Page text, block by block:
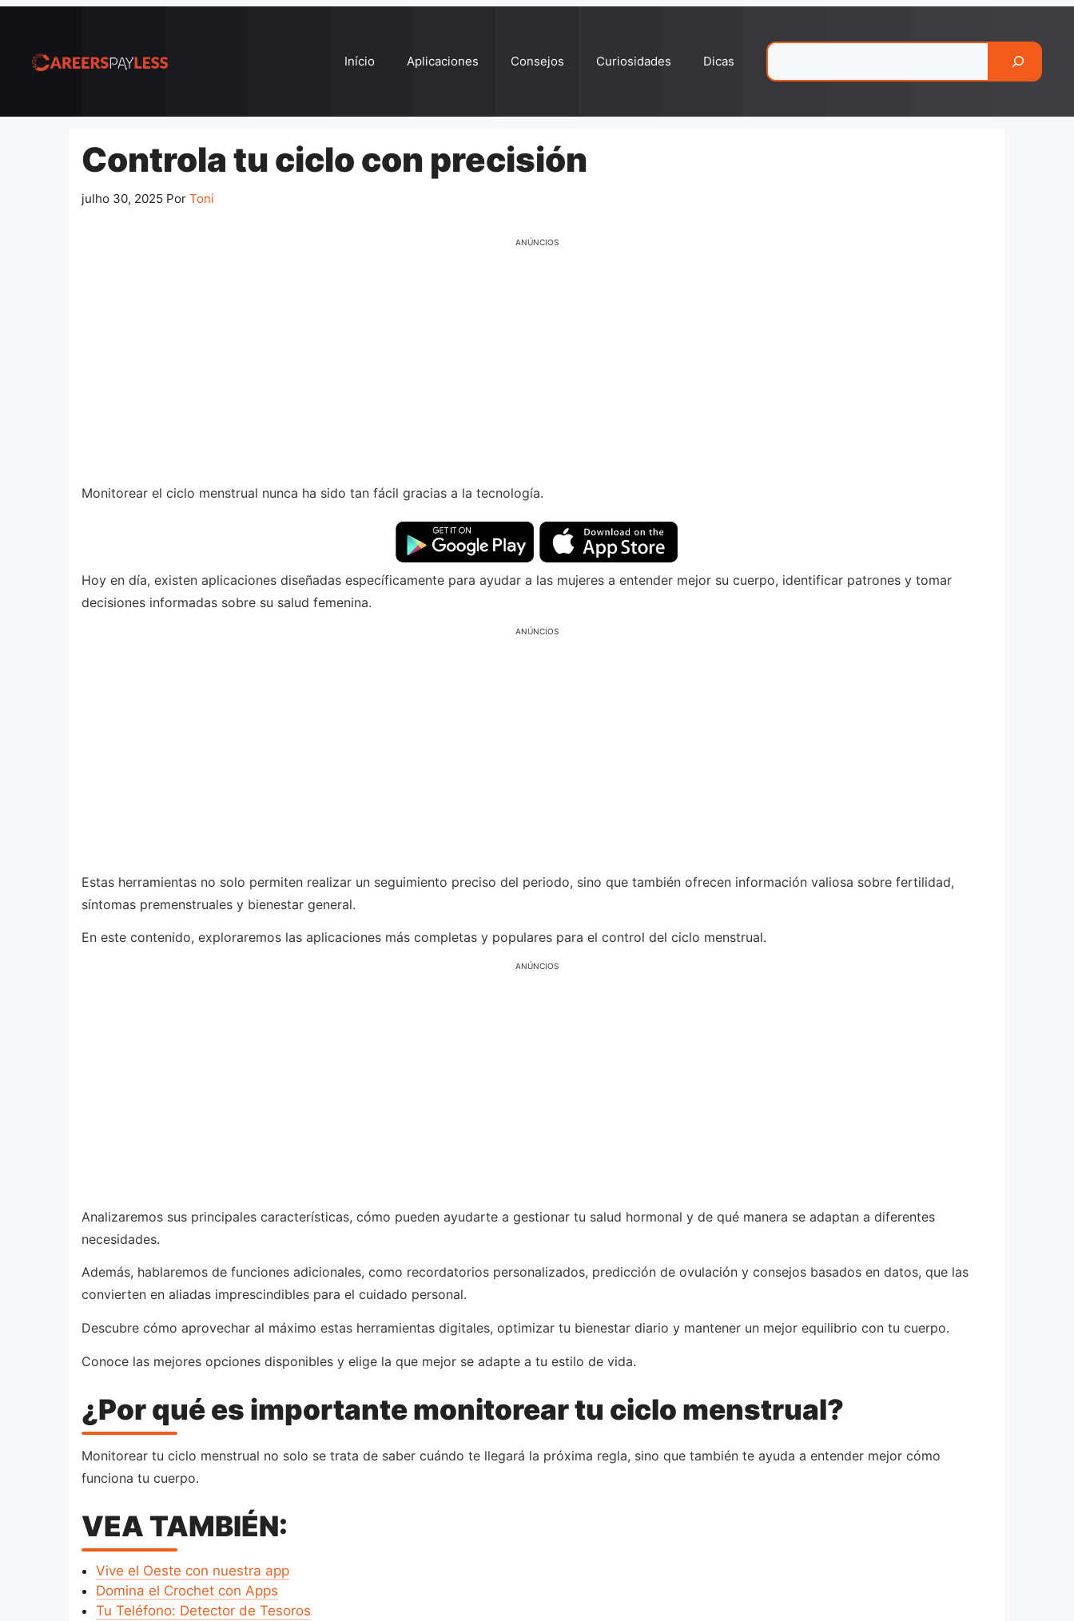
conteúdo
Início Aplicaciones Consejos Curiosidades Dicas
Controla tu ciclo con precisión
julho 30, 2025 Por Toni
ANÚNCIOS
Monitorear el ciclo menstrual nunca ha sido tan fácil gracias a la tecnología.
Hoy en día, existen aplicaciones diseñadas específicamente para ayudar a las mujeres a entender mejor su cuerpo, identificar patrones y tomar
decisiones informadas sobre su salud femenina.
ANÚNCIOS
Estas herramientas no solo permiten realizar un seguimiento preciso del periodo, sino que también ofrecen información valiosa sobre fertilidad,
síntomas premenstruales y bienestar general.
En este contenido, exploraremos las aplicaciones más completas y populares para el control del ciclo menstrual.
ANÚNCIOS
Analizaremos sus principales características, cómo pueden ayudarte a gestionar tu salud hormonal y de qué manera se adaptan a diferentes
necesidades.
Además, hablaremos de funciones adicionales, como recordatorios personalizados, predicción de ovulación y consejos basados en datos, que las
convierten en aliadas imprescindibles para el cuidado personal.
Descubre cómo aprovechar al máximo estas herramientas digitales, optimizar tu bienestar diario y mantener un mejor equilibrio con tu cuerpo.
Conoce las mejores opciones disponibles y elige la que mejor se adapte a tu estilo de vida.
¿Por qué es importante monitorear tu ciclo menstrual?
Monitorear tu ciclo menstrual no solo se trata de saber cuándo te llegará la próxima regla, sino que también te ayuda a entender mejor cómo
funciona tu cuerpo.
VEA TAMBIÉN:
Vive el Oeste con nuestra app
Domina el Crochet con Apps
Tu Teléfono: Detector de Tesoros